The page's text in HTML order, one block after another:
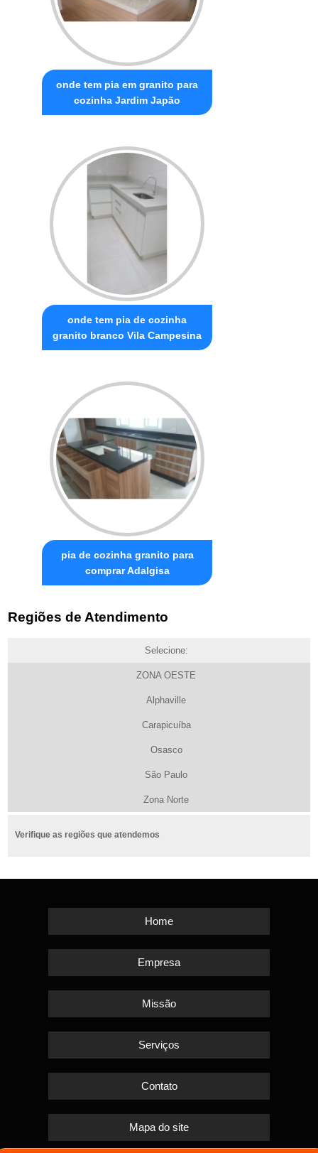
onde tem pia em granito para
cozinha Jardim Japão
onde tem pia de cozinha
granito branco Vila Campesina
pia de cozinha granito para
comprar Adalgisa
Regiões de Atendimento
Selecione:
ZONA OESTE
Alphaville
Carapicuíba
Osasco
São Paulo
Zona Norte
Verifique as regiões que atendemos
Home
Empresa
Missão
Serviços
Contato
Mapa do site